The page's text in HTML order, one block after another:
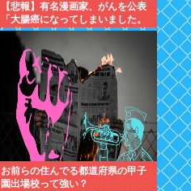
【悲報】有名漫画家、がんを公表
「大腸癌になってしまいました。
肝臓に転移も見られてステージ4
です」
お前らの住んでる都道府県の甲子
園出場校って強い？